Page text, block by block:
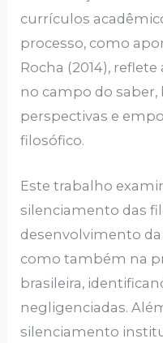
currículos
processo, como
Rocha (2014),
no campo do saber,
perspectivas e
filosófico.
Este trabalho
silenciamento das
desenvolvimento
como também na
brasileira,
negligenciadas.
silenciamento